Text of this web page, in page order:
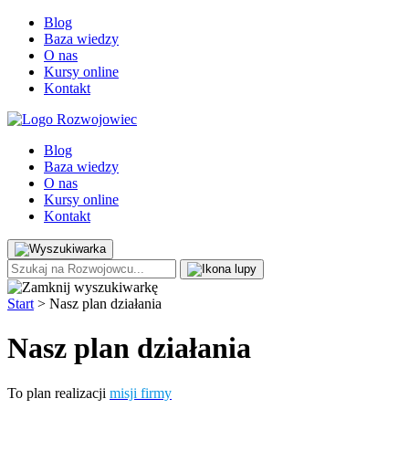
Blog
Baza wiedzy
O nas
Kursy online
Kontakt
Blog
Baza wiedzy
O nas
Kursy online
Kontakt
Start > Nasz plan działania
Nasz plan działania
To plan realizacji misji firmy